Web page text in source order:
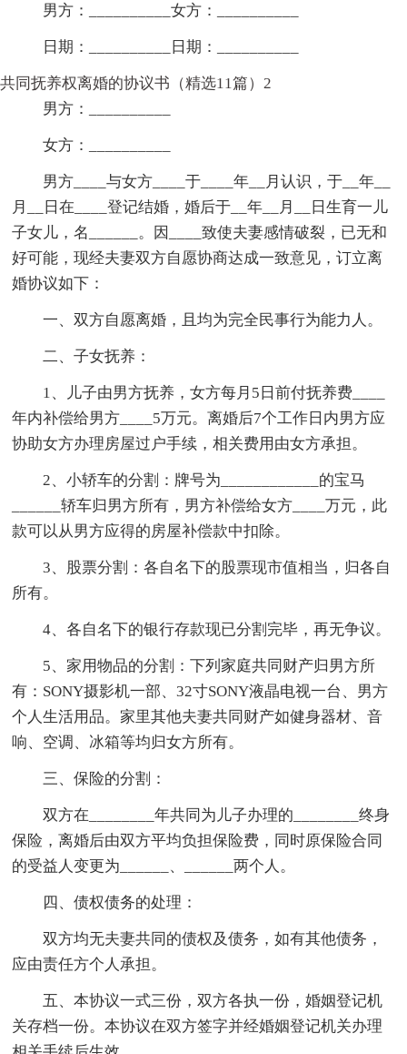
男方：__________女方：__________
日期：__________日期：__________
共同抚养权离婚的协议书（精选11篇）2
男方：__________
女方：__________
男方____与女方____于____年__月认识，于__年__
月__日在____登记结婚，婚后于__年__月__日生育一儿
子女儿，名______。因____致使夫妻感情破裂，已无和
好可能，现经夫妻双方自愿协商达成一致意见，订立离
婚协议如下：
一、双方自愿离婚，且均为完全民事行为能力人。
二、子女抚养：
1、儿子由男方抚养，女方每月5日前付抚养费____
年内补偿给男方____5万元。离婚后7个工作日内男方应
协助女方办理房屋过户手续，相关费用由女方承担。
2、小轿车的分割：牌号为____________的宝马
______轿车归男方所有，男方补偿给女方____万元，此
款可以从男方应得的房屋补偿款中扣除。
3、股票分割：各自名下的股票现市值相当，归各自
所有。
4、各自名下的银行存款现已分割完毕，再无争议。
5、家用物品的分割：下列家庭共同财产归男方所
有：SONY摄影机一部、32寸SONY液晶电视一台、男方
个人生活用品。家里其他夫妻共同财产如健身器材、音
响、空调、冰箱等均归女方所有。
三、保险的分割：
双方在________年共同为儿子办理的________终身
保险，离婚后由双方平均负担保险费，同时原保险合同
的受益人变更为______、______两个人。
四、债权债务的处理：
双方均无夫妻共同的债权及债务，如有其他债务，
应由责任方个人承担。
五、本协议一式三份，双方各执一份，婚姻登记机
关存档一份。本协议在双方签字并经婚姻登记机关办理